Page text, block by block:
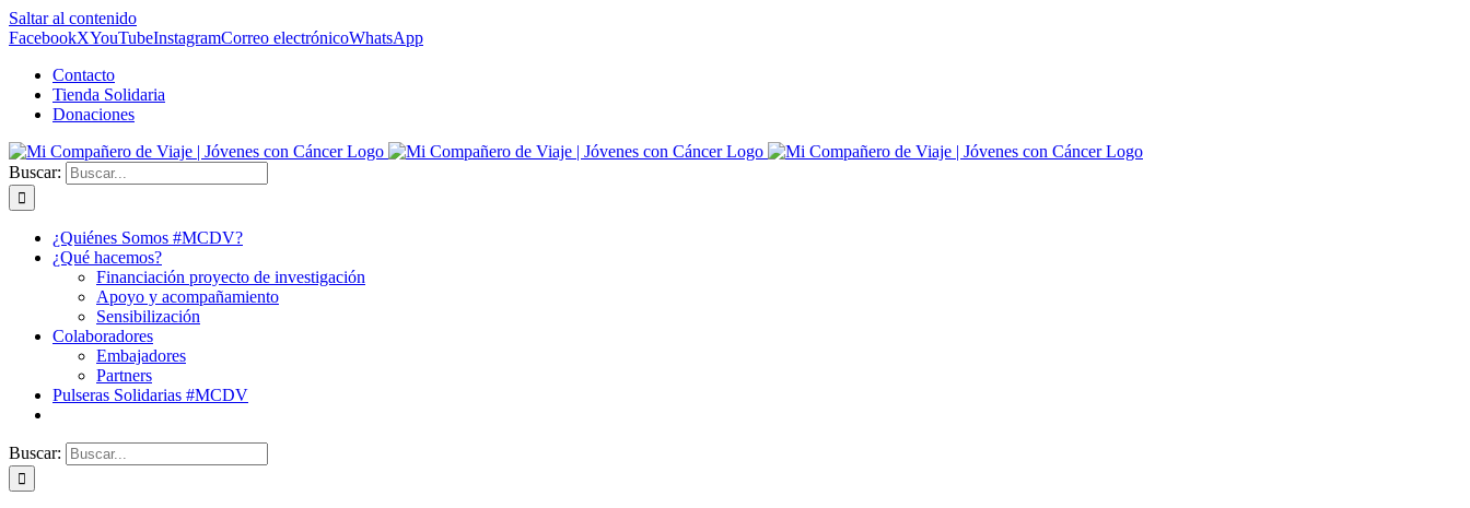
Saltar al contenido
FacebookXYouTubeInstagramCorreo electrónicoWhatsApp
Contacto
Tienda Solidaria
Donaciones
Buscar:
¿Quiénes Somos #MCDV?
¿Qué hacemos?
Financiación proyecto de investigación
Apoyo y acompañamiento
Sensibilización
Colaboradores
Embajadores
Partners
Pulseras Solidarias #MCDV
Buscar: